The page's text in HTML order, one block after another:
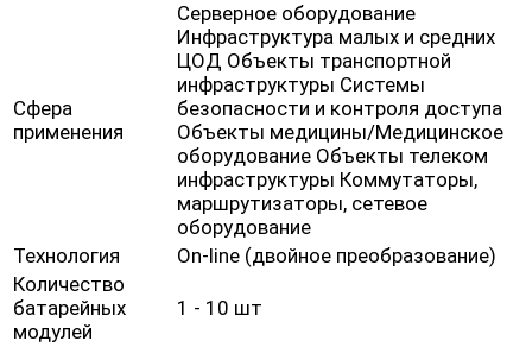
Сфера
применения
Серверное оборудование
Инфраструктура малых и средних
ЦОД Объекты транспортной
инфраструктуры Системы
безопасности и контроля доступа
Объекты медицины/Медицинское
оборудование Объекты телеком
инфраструктуры Коммутаторы,
маршрутизаторы, сетевое
оборудование
Технология
On-line (двойное преобразование)
Количество
батарейных
модулей
1 - 10 шт